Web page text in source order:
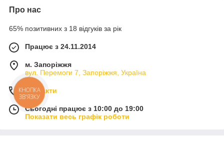
Про нас
65% позитивних з 18 відгуків за рік
Працює з 24.11.2014
м. Запоріжжя
вул. Перемоги 7, Запоріжжя, Україна
Контакти
Сьогодні працює з 10:00 до 19:00
Показати весь графік роботи
КНОПКА
ЗВ'ЯЗКУ